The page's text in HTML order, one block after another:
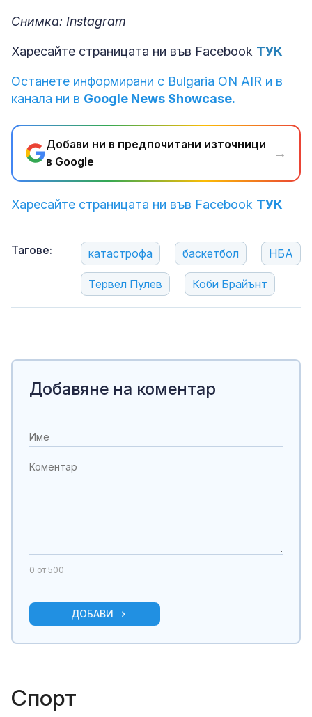
Снимка: Instagram
Харесайте страницата ни във Facebook ТУК
Останете информирани с Bulgaria ON AIR и в
канала ни в Google News Showcase.
Добави ни в предпочитани източници
в Google
→
Харесайте страницата ни във Facebook ТУК
Тагове: катастрофа баскетбол НБА
Тервел Пулев Коби Брайънт
Добавяне на коментар
0 от 500
ДОБАВИ
Спорт